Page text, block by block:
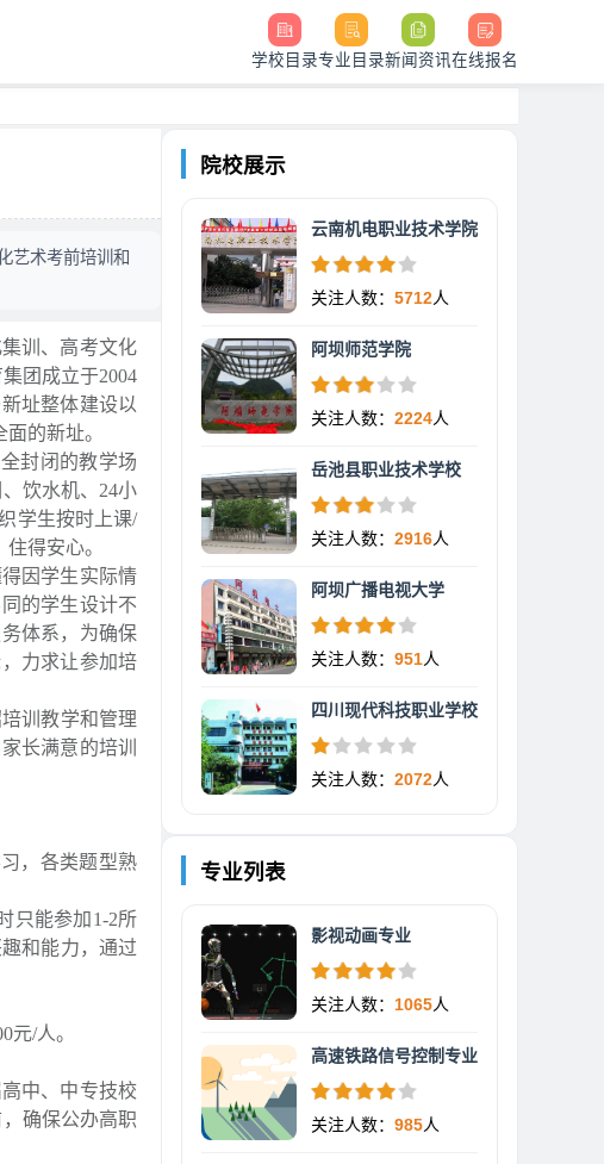
学校目录专业目录新闻资讯在线报名
艺术考前培训和
训、高考文化
团成立于2004
址整体建设以
的新址。
封闭的教学场
饮水机、24小
学生按时上课/
得安心。
因学生实际情
的学生设计不
体系，为确保
力求让参加培
训教学和管理
长满意的培训
，各类题型熟
只能参加1-2所
和能力，通过
/人。
中、中专技校
确保公办高职
院校展示
云南机电职业技术学院
关注人数： 5712人
阿坝师范学院
关注人数： 2224人
岳池县职业技术学校
关注人数： 2916人
阿坝广播电视大学
关注人数： 951人
四川现代科技职业学校
关注人数： 2072人
专业列表
影视动画专业
关注人数： 1065人
高速铁路信号控制专业
关注人数： 985人